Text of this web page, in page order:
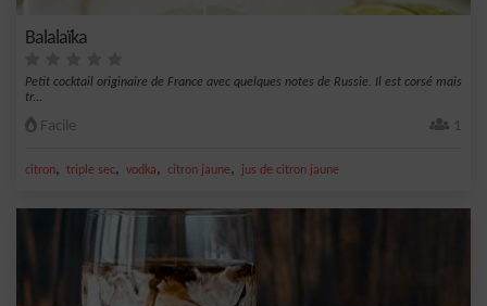
Balalaïka
Petit cocktail originaire de France avec quelques notes de Russie. Il est corsé mais
tr...
Facile 1
citron, triple sec, vodka, citron jaune, jus de citron jaune